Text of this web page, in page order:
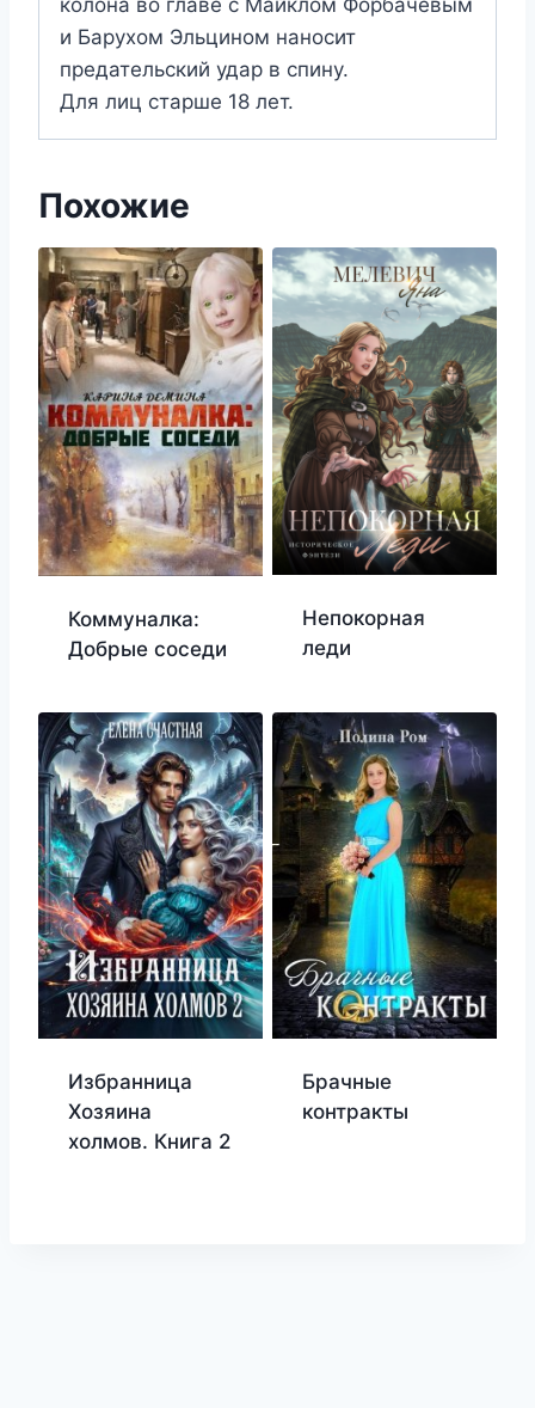
колона во главе с Майклом Форбачевым
и Барухом Эльцином наносит
предательский удар в спину.
Для лиц старше 18 лет.
Похожие
Коммуналка:
Добрые соседи
Непокорная
леди
Избранница
Хозяина
холмов. Книга 2
Брачные
контракты